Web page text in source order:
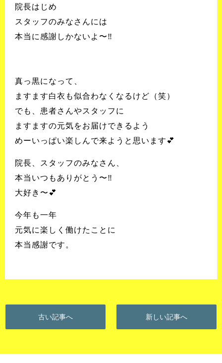
院長はじめ
スタッフのみなさんには
本当に感謝しかないよ〜‼️
真っ黒になって、
ますます白衣も似合わなくなるけど（笑）
でも、患者さんやスタッフに
ますますの元気をお届けできるよう
めーいっぱい楽しんで来ようと思います💕
院長、スタッフのみなさん、
本当いつもありがとう〜‼️
大好き〜💕
今年も一年
元気に楽しく働けたことに
本当感謝です。
古い記事へ 新しい記事へ